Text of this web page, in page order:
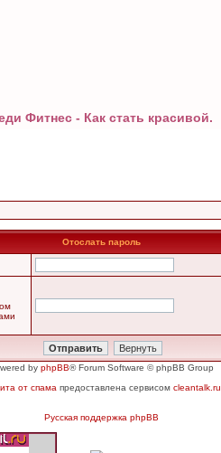
Фитнес - Как стать красивой.
Отослать пароль
by phpBB® Forum Software © phpBB Group
от спама предоставлена сервисом cleantalk.ru
Русская поддержка phpBB